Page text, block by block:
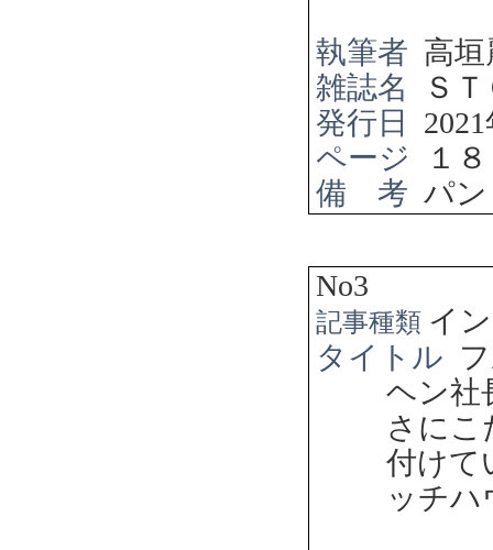
執筆者 高垣
雑誌名
Ｓ
発行日
2021
ページ
１
備 考 パ
No3
記事種類 イ
タイトル
ヘン
さにこ
付け
ッチ